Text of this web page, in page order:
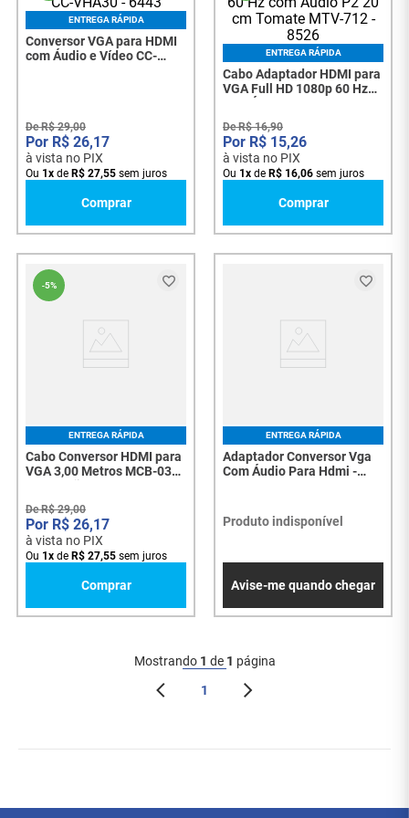
ENTREGA RÁPIDA
Conversor VGA para HDMI
com Áudio e Vídeo CC-
DeR$ 29,00
R$ 26,17
à vista no PIX
Ou 1x de R$ 27,55 sem juros
Comprar
ENTREGA RÁPIDA
Cabo Adaptador HDMI para
VGA Full HD 1080p 60 Hz
Tomate MTV-712 - 8526
DeR$ 16,90
R$ 15,26
à vista no PIX
Ou 1x de R$ 16,06 sem juros
Comprar
-5%
ENTREGA RÁPIDA
Cabo Conversor HDMI para
VGA 3,00 Metros MCB-039
Qualidade e Praticidade -
7840
DeR$ 29,00
R$ 26,17
à vista no PIX
Ou 1x de R$ 27,55 sem juros
Comprar
ENTREGA RÁPIDA
Adaptador Conversor Vga
Com Áudio Para Hdmi -
Produto indisponível
Avise-me quando chegar
Mostrando 1 de 1 página
1